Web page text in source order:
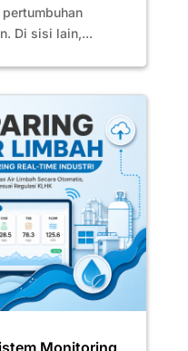
Di sisi lain,...
Monitoring